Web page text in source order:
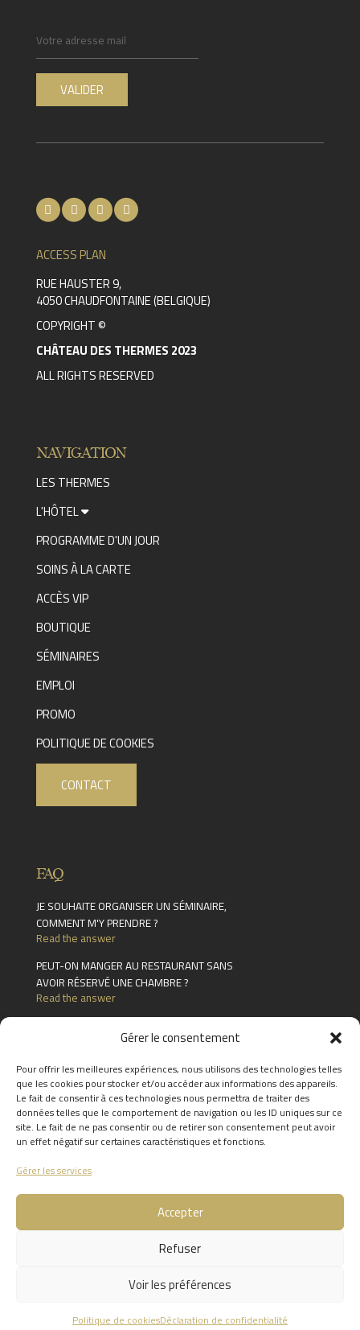
Gérer le consentement
Pour offrir les meilleures expériences, nous utilisons des technologies telles
que les cookies pour stocker et/ou accéder aux informations des appareils.
Le fait de consentir à ces technologies nous permettra de traiter des
données telles que le comportement de navigation ou les ID uniques sur ce
site. Le fait de ne pas consentir ou de retirer son consentement peut avoir
un effet négatif sur certaines caractéristiques et fonctions.
Gérer les services
Accepter
Refuser
Voir les préférences
Politique de cookiesDéclaration de confidentialité
ACCESS PLAN
RUE HAUSTER 9,
4050 CHAUDFONTAINE (BELGIQUE)
COPYRIGHT ©
CHÂTEAU DES THERMES 2023
ALL RIGHTS RESERVED
NAVIGATION
LES THERMES
L'HÔTEL
PROGRAMME D'UN JOUR
SOINS À LA CARTE
ACCÈS VIP
BOUTIQUE
SÉMINAIRES
EMPLOI
PROMO
POLITIQUE DE COOKIES
CONTACT
FAQ
JE SOUHAITE ORGANISER UN SÉMINAIRE,
COMMENT M'Y PRENDRE ?
Read the answer
PEUT-ON MANGER AU RESTAURANT SANS
AVOIR RÉSERVÉ UNE CHAMBRE ?
Read the answer
UN SOIN MAIS JE NE SUIS PLUS DISPONIBLE.
RÉSERVATION ?
Read the answer
FIND THE ANSWERS TO YOUR
QUESTIONS BY CLICKINGHERE
Caractere